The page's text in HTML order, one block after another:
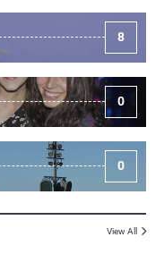
8
0
0
View All